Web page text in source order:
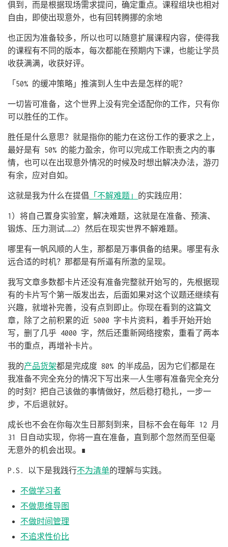
俱到，而是根据现场需求提问，确定重点。课程组块也相对
自由，即使出现意外，也有回转腾挪的余地
也正因为准备较多，所以也可以随意扩展课程内容，使得我
的课程有不同的版本，每次都能在预期内下课，也能让学员
收获满满，收获好评。
「50% 的缓冲策略」推演到人生中去是怎样的呢？
一切皆可准备，这个世界上没有完全适配你的工作，只有你
可以胜任的工作。
胜任是什么意思？就是指你的能力在这份工作的要求之上，
最好是有 50% 的能力盈余，你可以完成工作职责之内的事
情，也可以在出现意外情况的时候及时想出解决办法，游刃
有余，应对自如。
这就是我为什么在提倡 「不解难题」 的实践应用：
1）将自己置身实验室，解决难题，这就是在准备、预演、
锻炼、压力测试……2）然后在现实世界不解难题。
哪里有一帆风顺的人生，那都是万事俱备的结果。哪里有永
远合适的时机？那都是有所逼有所激的呈现。
我写文章多数都卡片还没有准备完整就开始写的，先根据现
有的卡片写个第一版发出去，后面如果对这个议题还继续有
兴趣，就增补完善，没有点到即止。你现在看到的这篇文
章，除了之前积累的近 5000 字卡片资料，着手开始开始
写，删了几乎 4000 字，然后还重新网络搜索，重看了两本
书的重点，再增补卡片。
我的产品货架都是完成度 80% 的半成品，因为它们都是在
我准备不完全充分的情况下写出来——人生哪有准备完全充分
的时刻？把自己该做的事情做好，然后稳打稳扎，一步一
步，不后退就好。
成长也不会在你每次生日那刻到来，目标不会在每年 12 月
31 日自动实现，你将一直在准备，直到那个忽然而至但毫
无意外的机会出现。∎
P.S. 以下是我践行不为清单的理解与实践。
不做学习者
不做思维导图
不做时间管理
不追求性价比